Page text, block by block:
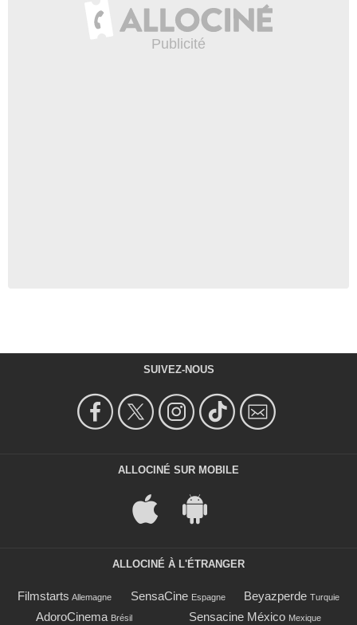
SUIVEZ-NOUS
ALLOCINÉ SUR MOBILE
ALLOCINÉ À L'ÉTRANGER
Filmstarts Allemagne SensaCine Espagne Beyazperde Turquie
AdoroCinema Brésil Sensacine México Mexique